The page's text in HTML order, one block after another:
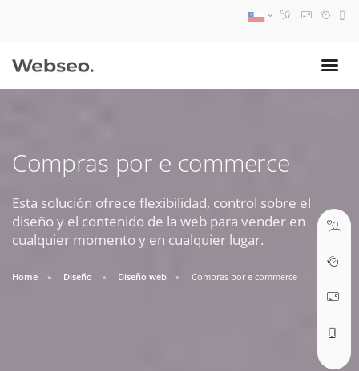
Compras por e commerce
Esta solución ofrece flexibilidad, control sobre el
diseño y el contenido de la web para vender en
cualquier momento y en cualquier lugar.
Home Diseño Diseño web Compras por e commerce
09:30 AM A 18:30 PM
soporte@webseo.cl
ABRIR TICKET